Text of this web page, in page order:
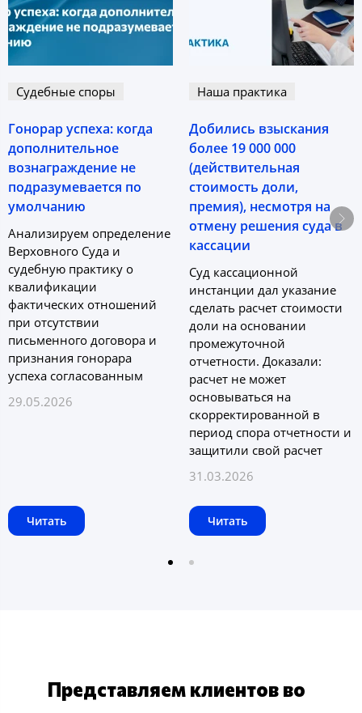
Судебные споры
Гонорар успеха: когда
дополнительное
вознаграждение не
подразумевается по
умолчанию
Анализируем определение
Верховного Cуда и
судебную практику о
квалификации
фактических отношений
при отсутствии
письменного договора и
признания гонорара
успеха согласованным
29.05.2026
Читать
Наша практика
Добились взыскания
более 19 000 000
(действительная
стоимость доли,
премия), несмотря на
отмену решения суда в
кассации
Суд кассационной
инстанции дал указание
сделать расчет стоимости
доли на основании
промежуточной
отчетности. Доказали:
расчет не может
основываться на
скорректированной в
период спора отчетности и
защитили свой расчет
31.03.2026
Читать
Представляем клиентов во